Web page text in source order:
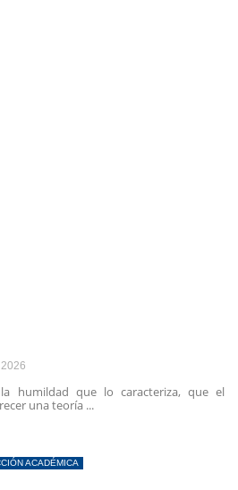
humildad que lo caracteriza, que el
una teoría ...
ACADÉMICA